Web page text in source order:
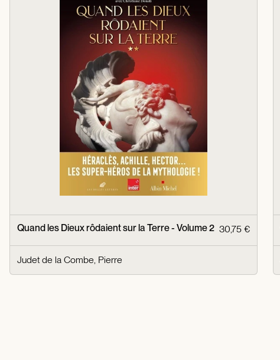
Quand les Dieux rôdaient sur la Terre - Volume 2 30,75 €
Judet de la Combe, Pierre